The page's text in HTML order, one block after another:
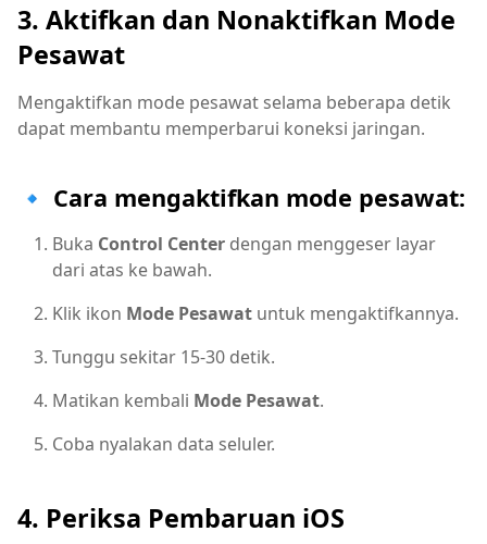
3. Aktifkan dan Nonaktifkan Mode
Pesawat
Mengaktifkan mode pesawat selama beberapa detik
dapat membantu memperbarui koneksi jaringan.
🔹 Cara mengaktifkan mode pesawat:
Buka Control Center dengan menggeser layar
dari atas ke bawah.
Klik ikon Mode Pesawat untuk mengaktifkannya.
Tunggu sekitar 15-30 detik.
Matikan kembali Mode Pesawat.
Coba nyalakan data seluler.
4. Periksa Pembaruan iOS